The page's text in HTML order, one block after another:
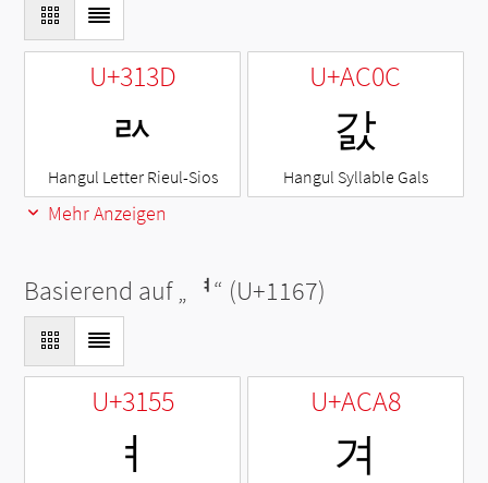
U+313D
ㄽ
Hangul Letter Rieul-Sios
U+AC0C
갌
Hangul Syllable Gals
Mehr Anzeigen
Basierend auf „ ᅧ“ (U+1167)
U+3155
ㅕ
U+ACA8
겨